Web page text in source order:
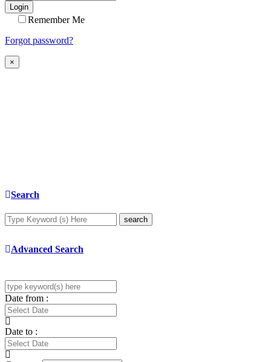
Login
Remember Me
Forgot password?
×
Search
search
Advanced Search
Date from :
Date to :